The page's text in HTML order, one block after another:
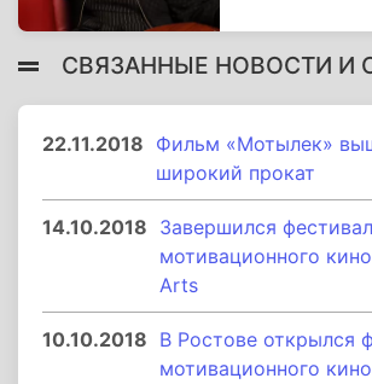
СВЯЗАННЫЕ НОВОСТИ И
22.11.2018 Фильм «Мотылек»
широкий прокат
14.10.2018 Завершился
мотивационного
Arts
10.10.2018 В Ростове открылся
мотивационного